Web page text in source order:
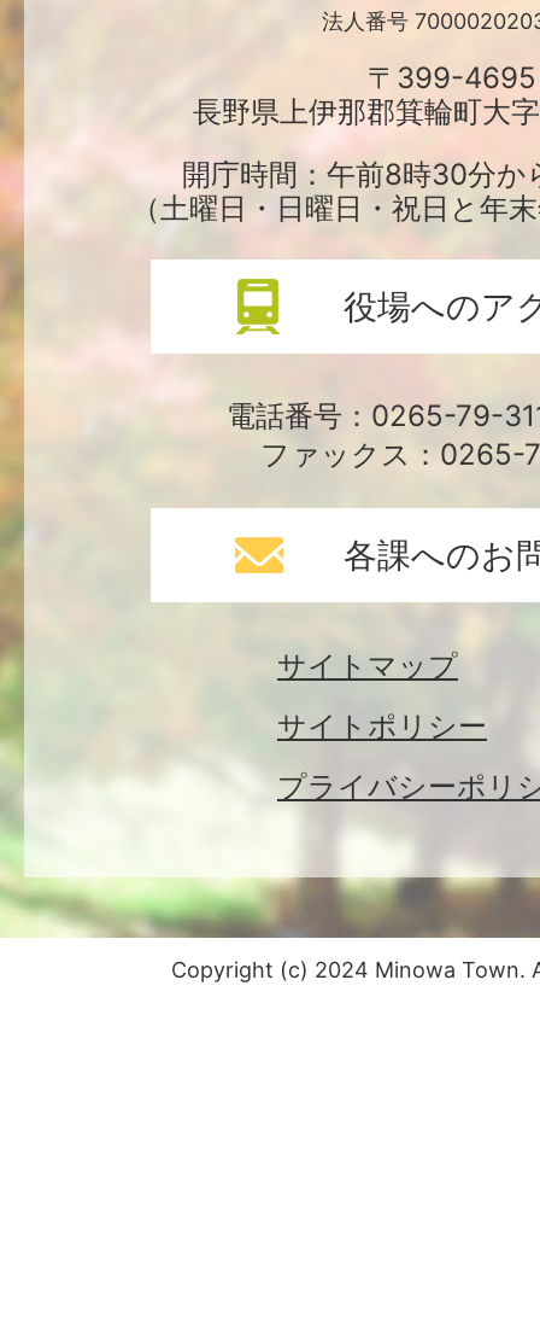
輪
役
場
法人番号
〒399-4695
長野県上伊那郡箕輪町大
開庁時間：午前8時30分か
（土曜日・日曜日・祝日と年
役場へのア
電話番号：0265-79-
ファックス：0265-
各課へのお
サイトマップ
サイトポリシー
プライバシーポリ
Copyright (c) 2024 Minowa Town.